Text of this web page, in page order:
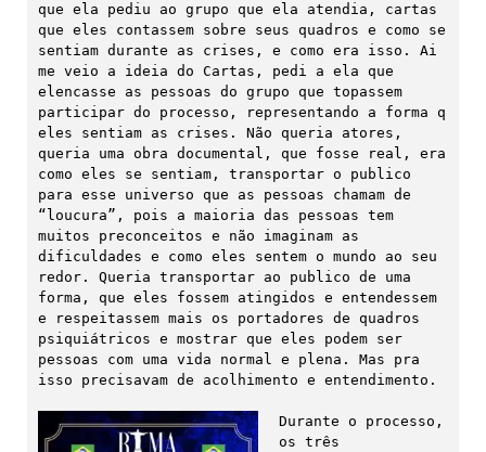
que ela pediu ao grupo que ela atendia, cartas
que eles contassem sobre seus quadros e como se
sentiam durante as crises, e como era isso. Ai
me veio a ideia do Cartas, pedi a ela que
elencasse as pessoas do grupo que topassem
participar do processo, representando a forma q
eles sentiam as crises. Não queria atores,
queria uma obra documental, que fosse real, era
como eles se sentiam, transportar o publico
para esse universo que as pessoas chamam de
“loucura”, pois a maioria das pessoas tem
muitos preconceitos e não imaginam as
dificuldades e como eles sentem o mundo ao seu
redor. Queria transportar ao publico de uma
forma, que eles fossem atingidos e entendessem
e respeitassem mais os portadores de quadros
psiquiátricos e mostrar que eles podem ser
pessoas com uma vida normal e plena. Mas pra
isso precisavam de acolhimento e entendimento.
Durante o processo,
os três